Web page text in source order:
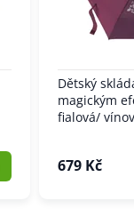
Dětský
magickým
fialová/
679 Kč